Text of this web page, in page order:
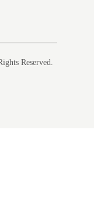
Reserved.